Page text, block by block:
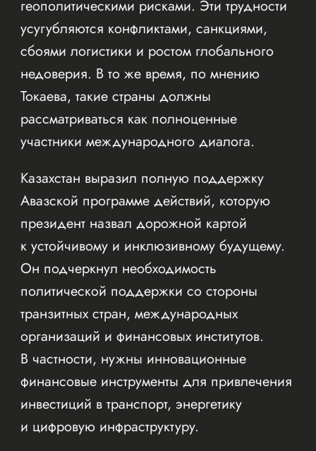
геополитическими рисками. Эти трудности
усугубляются конфликтами, санкциями,
сбоями логистики и ростом глобального
недоверия. В то же время, по мнению
Токаева, такие страны должны
рассматриваться как полноценные
участники международного диалога.
Казахстан выразил полную поддержку
Авазской программе действий, которую
президент назвал дорожной картой
к устойчивому и инклюзивному будущему.
Он подчеркнул необходимость
политической поддержки со стороны
транзитных стран, международных
организаций и финансовых институтов.
В частности, нужны инновационные
финансовые инструменты для привлечения
инвестиций в транспорт, энергетику
и цифровую инфраструктуру.